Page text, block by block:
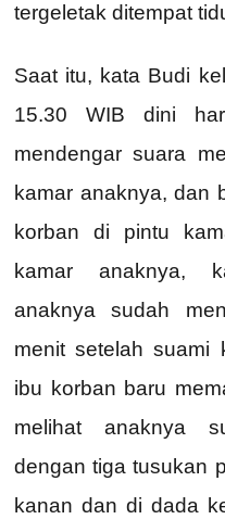
tergeletak ditempat
Saat itu, kata Budi
15.30 WIB dini
mendengar suara
kamar anaknya, dan
korban di pintu
kamar anaknya,
anaknya sudah
menit setelah suami
ibu korban baru
melihat anaknya
dengan tiga tusukan
kanan dan di dada